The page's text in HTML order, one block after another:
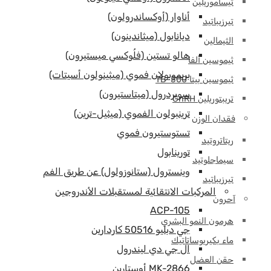
تيرزيباتيد
الثيمالين
ثيموسين ألفا
ثيموسين بيتا TB-500
تريبتوريلين GnRH
فقدان الوزن
ريتاتروتيد
سيماجلوتيد
تيرزيباتيد
آحرون
هرمون النمو البشري
ماء بكيريوساتاتيك
حقن العضل
أناوار (أوكساندرولون)
ديانابول (ميثاندينون)
هالو تستين (فلُوكسي ميستيرون)
بريموبولان فموي (ميثينولون أسيتات)
سوبردرول (ميتاستيرون)
ترينبولون الفموي (ميثيل-ترين)
تستوستيرون فموي
تورينابول
وينسترول (ستانوزولول) عن طريق الفم
المركبات الانتقائية لمستقبلات الأندروجين
ACP-105
جي دبليو 50516 كاردارين
ال جي دي ليندرول
MK-2866 أوستارين